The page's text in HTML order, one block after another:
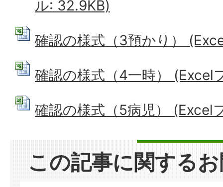
ル: 32.9KB)
確認の様式（3預かり）
確認の様式（4一時） (Excel
確認の様式（5病児） (Excel
この記事に関する